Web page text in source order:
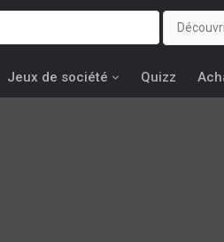
Jeux de société Quizz